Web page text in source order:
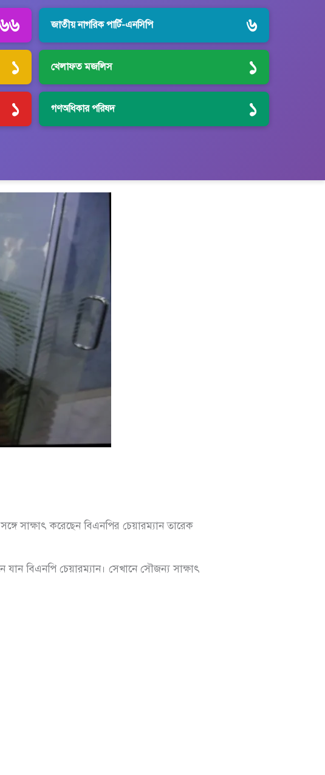
জাতীয় নাগরিক পার্টি-এনসিপি ৬
১ খেলাফত মজলিস ১
১ গণঅধিকার পরিষদ ১
সাক্ষাৎ করেছেন বিএনপির চেয়ারম্যান তারেক
বিএনপি চেয়ারম্যান। সেখানে সৌজন্য সাক্ষাৎ